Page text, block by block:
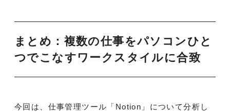
まとめ：複数の仕事をパソコンひと
つでこなすワークスタイルに合致
今回は、仕事管理ツール「Notion」について分析し